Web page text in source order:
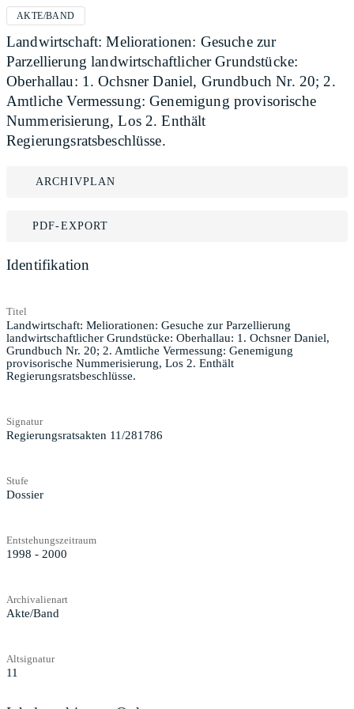
AKTE/BAND
Landwirtschaft: Meliorationen: Gesuche zur
Parzellierung landwirtschaftlicher Grundstücke:
Oberhallau: 1. Ochsner Daniel, Grundbuch Nr. 20; 2.
Amtliche Vermessung: Genemigung provisorische
Nummerisierung, Los 2. Enthält
Regierungsratsbeschlüsse.
ARCHIVPLAN
PDF-EXPORT
Identifikation
Titel
Landwirtschaft: Meliorationen: Gesuche zur Parzellierung
landwirtschaftlicher Grundstücke: Oberhallau: 1. Ochsner Daniel,
Grundbuch Nr. 20; 2. Amtliche Vermessung: Genemigung
provisorische Nummerisierung, Los 2. Enthält
Regierungsratsbeschlüsse.
Signatur
Regierungsratsakten 11/281786
Stufe
Dossier
Entstehungszeitraum
1998 - 2000
Archivalienart
Akte/Band
Altsignatur
11